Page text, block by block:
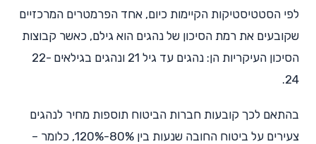
לפי הסטטיסטיקות הקיימות כיום, אחד הפרמטרים המרכזיים
שקובעים את רמת הסיכון של נהגים הוא גילם, כאשר קבוצות
הסיכון העיקריות הן: נהגים עד גיל 21 ונהגים בגילאים 22-
24.
בהתאם לכך קובעות חברות הביטוח תוספות מחיר לנהגים
צעירים על ביטוח החובה שנעות בין 80%-120%, כלומר –